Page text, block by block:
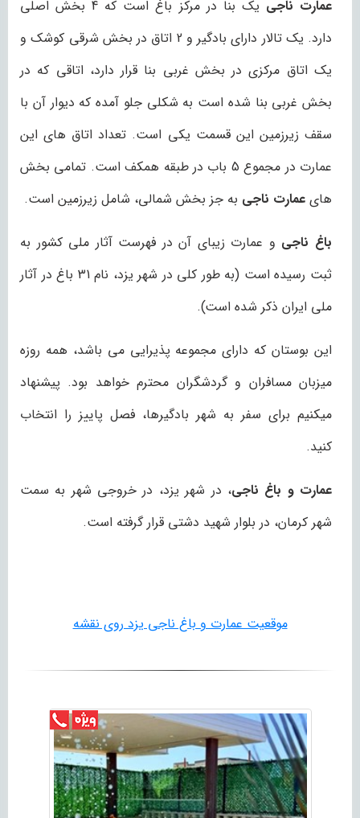
عمارت ناجی
یک بنا در مرکز باغ است که 4 بخش اصلی
دارد. یک تالار دارای بادگیر و 2 اتاق در بخش شرقی کوشک و
یک اتاق مرکزی در بخش غربی بنا قرار دارد، اتاقی که در
بخش غربی بنا شده است به شکلی جلو آمده که دیوار آن با
سقف زیرزمین این قسمت یکی است. تعداد اتاق های این
عمارت در مجموع 5 باب در طبقه همکف است. تمامی بخش
های عمارت ناجی به جز بخش شمالی، شامل زیرزمین است.
باغ ناجی و عمارت زیبای آن در فهرست آثار ملی کشور به
ثبت رسیده است (به طور کلی در شهر یزد، نام 31 باغ در آثار
ملی ایران ذکر شده است).
این بوستان که دارای مجموعه پذیرایی می باشد، همه روزه
میزبان مسافران و گردشگران محترم خواهد بود. پیشنهاد
میکنیم برای سفر به شهر بادگیرها، فصل پاییز را انتخاب
کنید.
عمارت و باغ ناجی، در شهر یزد، در خروجی شهر به سمت
شهر کرمان، در بلوار شهید دشتی قرار گرفته است.
موقعیت عمارت و باغ ناجی یزد روی نقشه